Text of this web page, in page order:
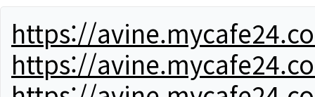
https://
https://